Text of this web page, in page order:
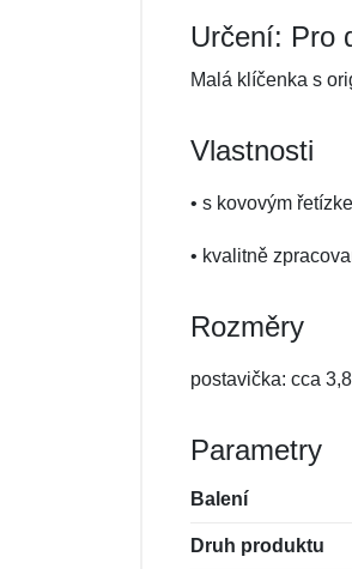
Určení: Pro
Malá klíčenka s
Vlastnosti
• s kovovým
• kvalitně
Rozměry
postavička: cca
Parametry
Balení
Druh produktu